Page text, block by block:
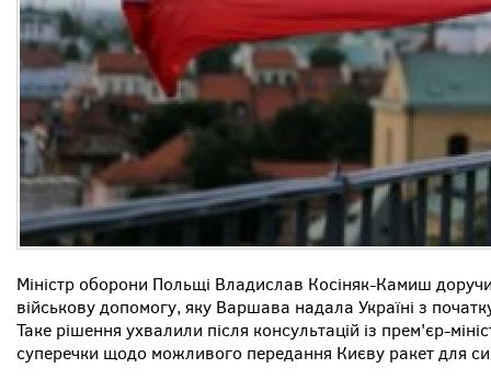
Міністр оборони Польщі Владислав Косіняк-Камиш
військову допомогу, яку Варшава надала Україні з
Таке рішення ухвалили після консультацій із прем'єр-
суперечки щодо можливого передання Києву ракет для